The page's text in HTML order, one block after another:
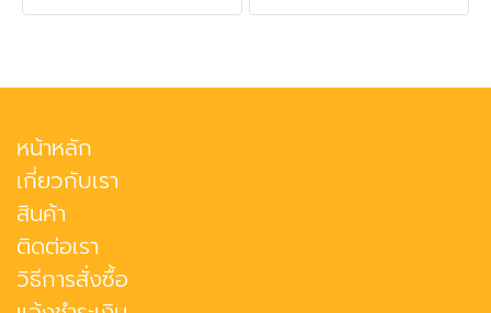
หน้าหลัก
เกี่ยวกับเรา
สินค้า
ติดต่อเรา
วิธีการสั่งซื้อ